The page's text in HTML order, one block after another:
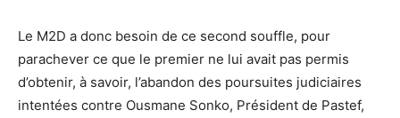
Le M2D a donc besoin de ce second souffle, pour
parachever ce que le premier ne lui avait pas permis
d’obtenir, à savoir, l’abandon des poursuites judiciaires
intentées contre Ousmane Sonko, Président de Pastef,